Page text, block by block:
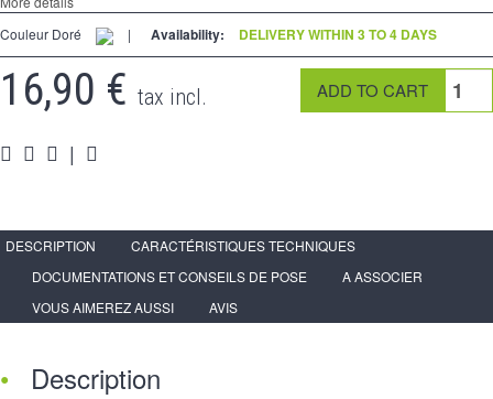
Pièces
Reseller program - LIVOLO France Official Website
Couleur Doré
| Availability: DELIVERY WITHIN 3 TO 4 DAYS
16,90 € tax incl.
|
DESCRIPTION
CARACTÉRISTIQUES TECHNIQUES
DOCUMENTATIONS ET CONSEILS DE POSE
A ASSOCIER
VOUS AIMEREZ AUSSI
AVIS
Description